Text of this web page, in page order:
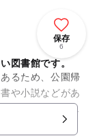
保存
6
図書館です。
るため、公園帰
や小説などがあ
童図書コーナ